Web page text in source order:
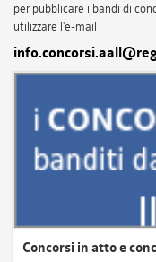
per pubblicare i bandi di
utilizzare l'e-mail
Concorsi in atto e